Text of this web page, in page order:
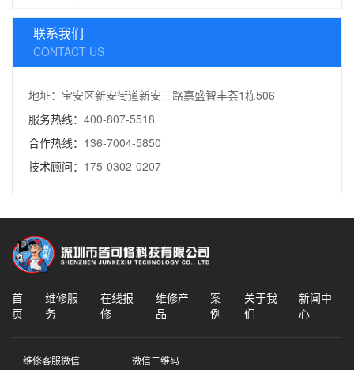
联系我们
CONTACT US
地址：宝安区新安街道新安三路嘉盛智丰荟1栋506
服务热线： 400-807-5518
合作热线： 136-7004-5850
技术顾问： 175-0302-0207
首
页
维修服
务
在线报
修
维修产
品
案
例
关于我
们
新闻中
心
维修客服微信 微信二维码